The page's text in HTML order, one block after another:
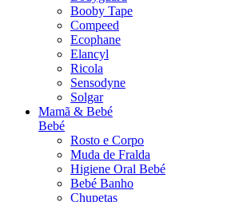
Booby Tape
Compeed
Ecophane
Elancyl
Ricola
Sensodyne
Solgar
Mamã & Bebé
Bebé
Rosto e Corpo
Muda de Fralda
Higiene Oral Bebé
Bebé Banho
Chupetas